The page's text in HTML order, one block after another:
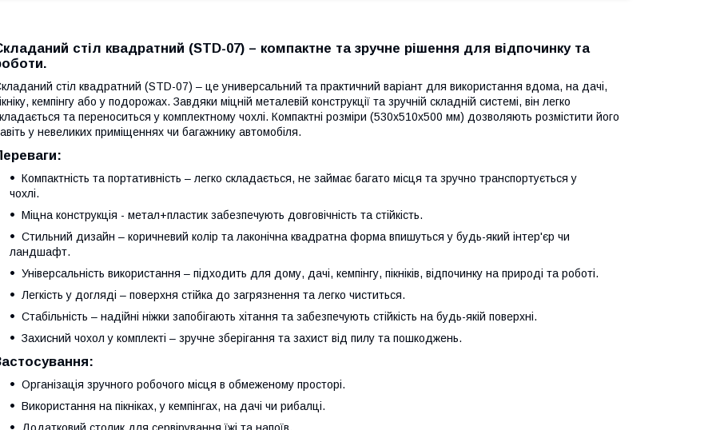
стіл квадратний (STD-07) – компактне та зручне рішення для відпочинку та
стіл квадратний (STD-07) – це универсальний та практичний варіант для використання вдома, на дачі,
кемпінгу або у подорожах. Завдяки міцній металевій конструкції та зручній складній системі, він легко
та переноситься у комплектному чохлі. Компактні розміри (530х510х500 мм) дозволяють розмістити його
у невеликих приміщеннях чи багажнику автомобіля.
Компактність та портативність – легко складається, не займає багато місця та зручно транспортується у
чохлі.
Міцна конструкція - метал+пластик забезпечують довговічність та стійкість.
Стильний дизайн – коричневий колір та лаконічна квадратна форма впишуться у будь-який інтер'єр чи
ландшафт.
Універсальність використання – підходить для дому, дачі, кемпінгу, пікніків, відпочинку на природі та роботі.
Легкість у догляді – поверхня стійка до загрязнення та легко чиститься.
Стабільність – надійні ніжки запобігають хітання та забезпечують стійкість на будь-якій поверхні.
Захисний чохол у комплекті – зручне зберігання та захист від пилу та пошкоджень.
Організація зручного робочого місця в обмеженому просторі.
Використання на пікніках, у кемпінгах, на дачі чи рибалці.